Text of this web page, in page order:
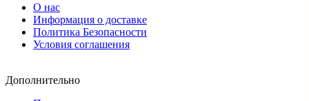
О нас
Информация о доставке
Политика Безопасности
Условия соглашения
Дополнительно